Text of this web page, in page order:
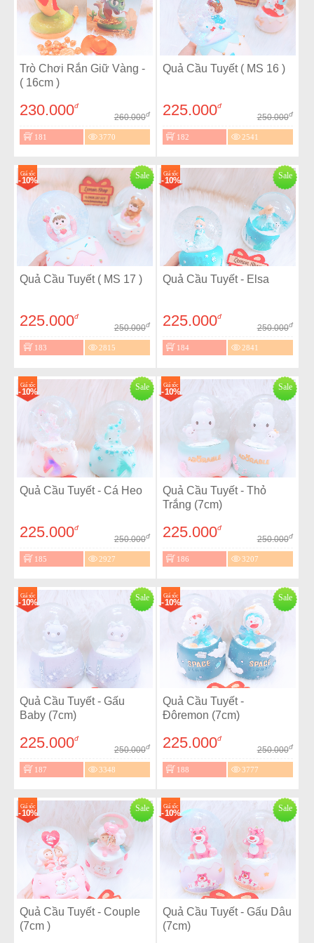
Trò Chơi Rắn Giữ Vàng -
( 16cm )
230.000đ
260.000đ
181 3770
Quả Cầu Tuyết ( MS 16 )
225.000đ
250.000đ
182 2541
Sale
Giá sốc
- 10%
Quả Cầu Tuyết ( MS 17 )
225.000đ
250.000đ
183 2815
Sale
Giá sốc
- 10%
Quả Cầu Tuyết - Elsa
225.000đ
250.000đ
184 2841
Sale
Giá sốc
- 10%
Quả Cầu Tuyết - Cá Heo
225.000đ
250.000đ
185 2927
Sale
Giá sốc
- 10%
Quả Cầu Tuyết - Thỏ
Trắng (7cm)
225.000đ
250.000đ
186 3207
Sale
Giá sốc
- 10%
Quả Cầu Tuyết - Gấu
Baby (7cm)
225.000đ
250.000đ
187 3348
Sale
Giá sốc
- 10%
Quả Cầu Tuyết -
Đôremon (7cm)
225.000đ
250.000đ
188 3777
Sale
Giá sốc
- 10%
Quả Cầu Tuyết - Couple
(7cm )
Sale
Giá sốc
- 10%
Quả Cầu Tuyết - Gấu Dâu
(7cm)